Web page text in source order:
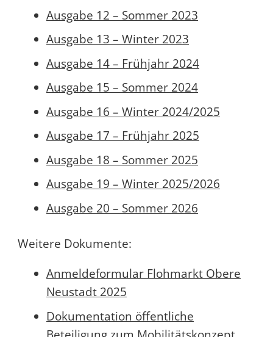
Ausgabe 12 – Sommer 2023
Ausgabe 13 – Winter 2023
Ausgabe 14 – Frühjahr 2024
Ausgabe 15 – Sommer 2024
Ausgabe 16 – Winter 2024/2025
Ausgabe 17 – Frühjahr 2025
Ausgabe 18 – Sommer 2025
Ausgabe 19 – Winter 2025/2026
Ausgabe 20 – Sommer 2026
Weitere Dokumente:
Anmeldeformular Flohmarkt Obere
Neustadt 2025
Dokumentation öffentliche